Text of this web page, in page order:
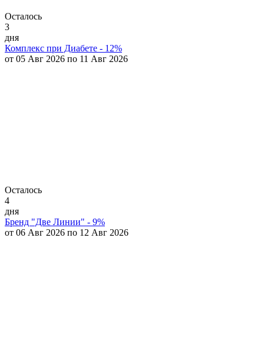
Осталось
3
дня
Комплекс при Диабете - 12%
от 05 Авг 2026 по 11 Авг 2026
Осталось
4
дня
Бренд "Две Линии" - 9%
от 06 Авг 2026 по 12 Авг 2026